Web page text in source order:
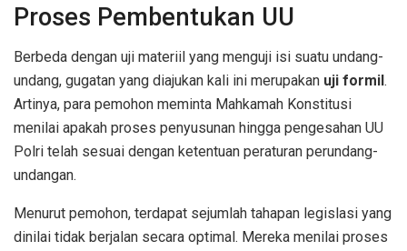
Proses Pembentukan UU
Berbeda dengan uji materiil yang menguji isi suatu undang-
undang, gugatan yang diajukan kali ini merupakan uji formil .
Artinya, para pemohon meminta Mahkamah Konstitusi
menilai apakah proses penyusunan hingga pengesahan UU
Polri telah sesuai dengan ketentuan peraturan perundang-
undangan.
Menurut pemohon, terdapat sejumlah tahapan legislasi yang
dinilai tidak berjalan secara optimal. Mereka menilai proses